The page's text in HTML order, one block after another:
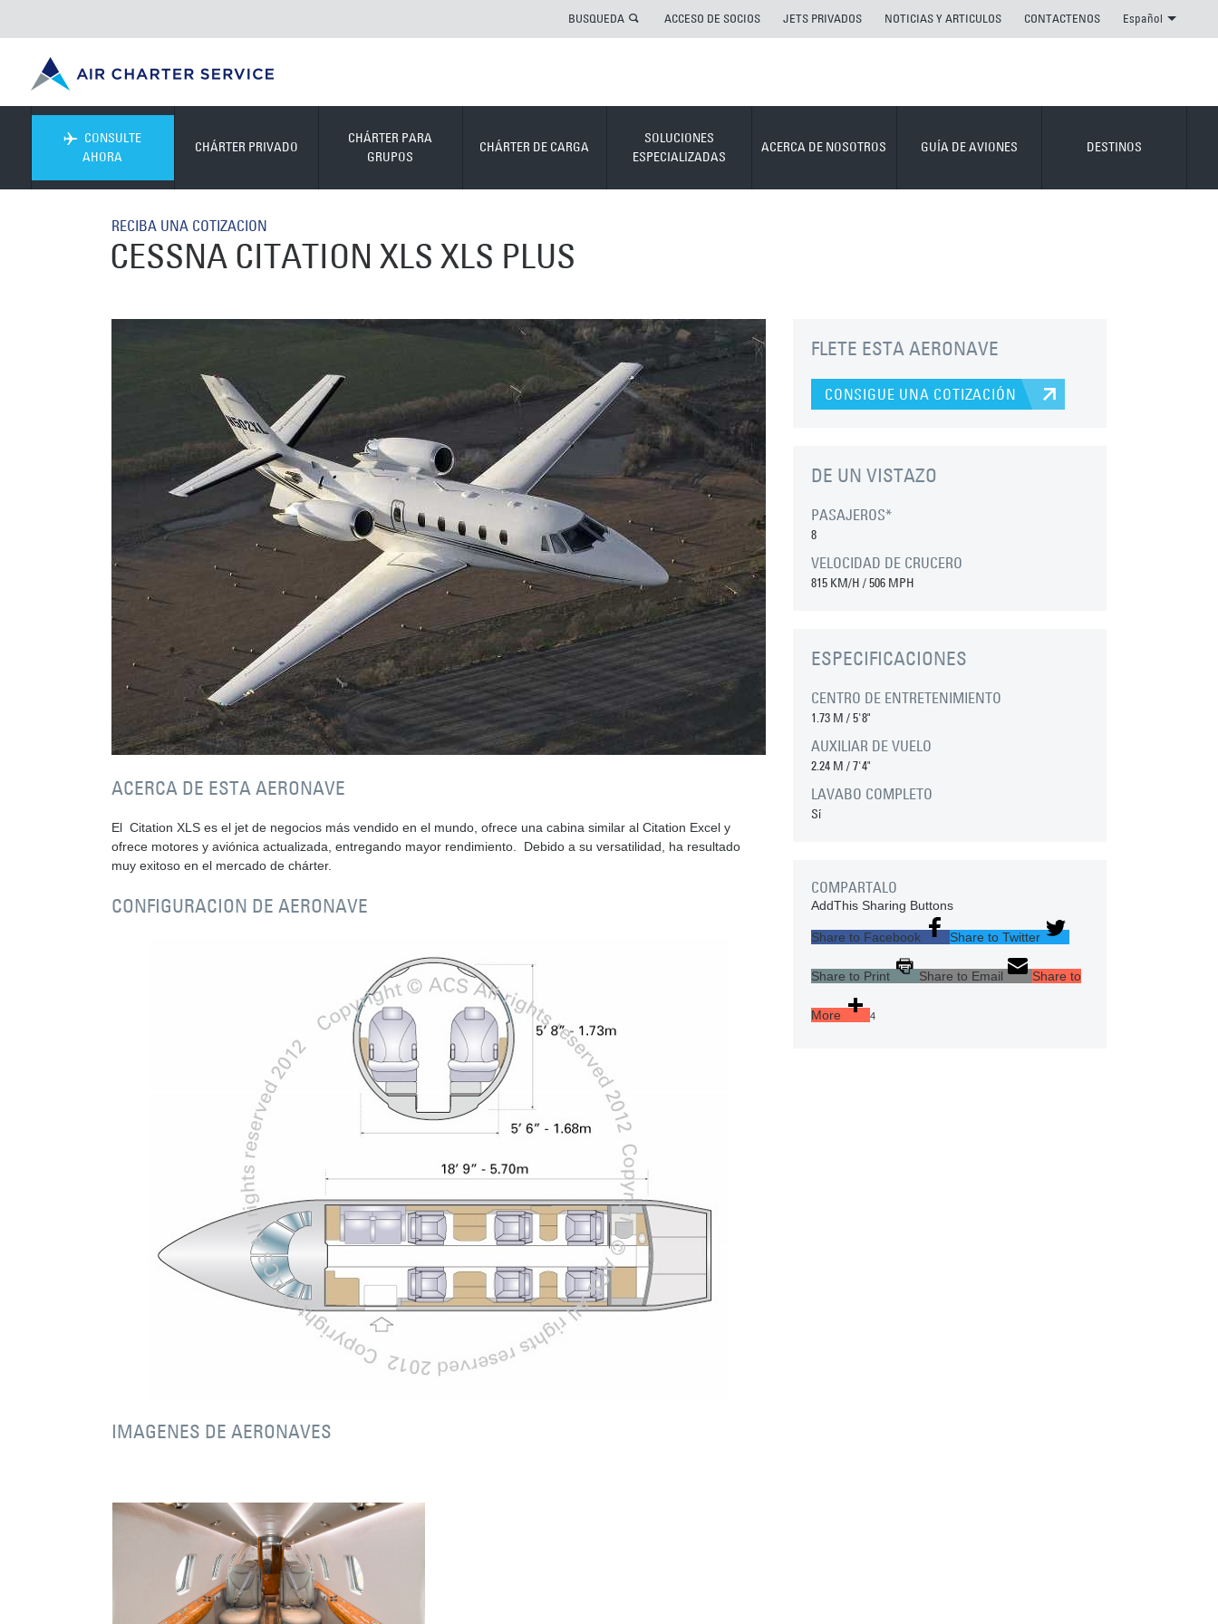
BUSQUEDA ACCESO DE SOCIOS JETS PRIVADOS NOTICIAS Y ARTICULOS CONTACTENOS Español
CONSULTE
AHORA
CHÁRTER PRIVADO
CHÁRTER PARA
GRUPOS
CHÁRTER DE CARGA
SOLUCIONES
ESPECIALIZADAS
ACERCA DE NOSOTROS GUÍA DE AVIONES DESTINOS
RECIBA UNA COTIZACION
CESSNA CITATION XLS XLS PLUS
ACERCA DE ESTA AERONAVE
El Citation XLS es el jet de negocios más vendido en el mundo, ofrece una cabina similar al Citation Excel y
ofrece motores y aviónica actualizada, entregando mayor rendimiento. Debido a su versatilidad, ha resultado
muy exitoso en el mercado de chárter.
CONFIGURACION DE AERONAVE
IMAGENES DE AERONAVES
FLETE ESTA AERONAVE
CONSIGUE UNA COTIZACIÓN
DE UN VISTAZO
PASAJEROS*
8
VELOCIDAD DE CRUCERO
815 KM/H / 506 MPH
ESPECIFICACIONES
CENTRO DE ENTRETENIMIENTO
1.73 M /5'8"
AUXILIAR DE VUELO
2.24 M /7'4"
LAVABO COMPLETO
Sí
COMPARTALO
AddThis Sharing Buttons
Share to Facebook Share to Twitter
Share to Print Share to Email Share to
More 4